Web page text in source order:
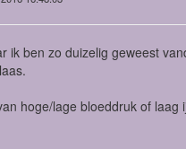
ik ben zo duizelig geweest
hoge/lage bloeddruk of laag